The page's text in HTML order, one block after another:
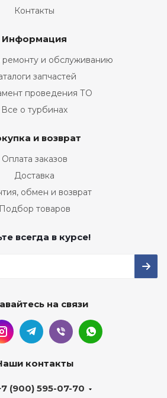
Контакты
Информация
ремонту и обслуживанию
запчастей
проведения ТО
Все о турбинах
и возврат
Оплата заказов
Доставка
обмен и возврат
Подбор товаров
всегда в курсе!
на связи
контакты
(900) 595-07-70